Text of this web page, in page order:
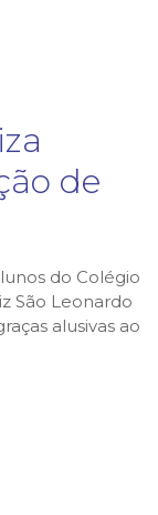
de
do Colégio
São Leonardo
alusivas ao